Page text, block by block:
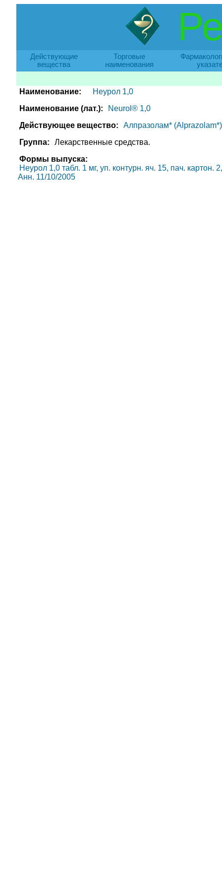
Действующие
вещества
Торговые
наименования
Наименование:
Неурол 1,0
Наименование (лат.):
Neurol® 1,0
Действующее вещество:
Алпразолам* (Alprazolam*)
Группа:
Лекарственные средства.
Формы выпуска:
Неурол 1,0 табл. 1 мг, уп. контурн. яч. 15, пач.
Анн. 11/10/2005